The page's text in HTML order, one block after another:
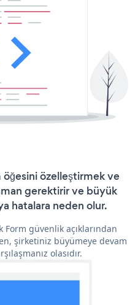
öğesini özelleştirmek ve
gerektirir ve büyük
hatalara neden olur.
güvenlik açıklarından
şirketiniz büyümeye devam
olasıdır.